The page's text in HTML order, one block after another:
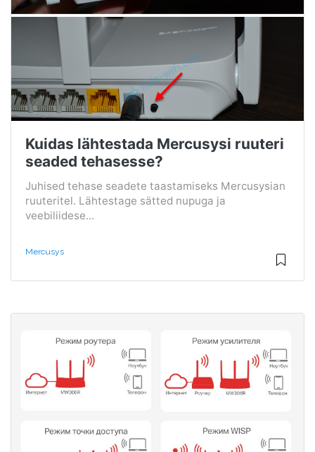
Kuidas lähtestada Mercusysi ruuteri
seaded tehasesse?
Juhised tehase seadete taastamiseks Mercusysian
ruuteritel. Lähtestage sätted nupuga ja
veebiliidese...
Mercusys